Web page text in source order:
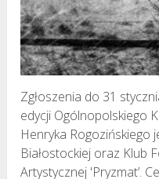
Zgłoszenia do 31
edycji Ogólnopolskiego
Henryka Rogozińskiego
Białostockiej oraz Klub
Artystycznej 'Pryzmat’.